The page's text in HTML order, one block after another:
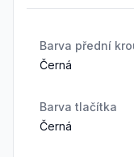
Barva přední
Černá
Barva tlačítka
Černá